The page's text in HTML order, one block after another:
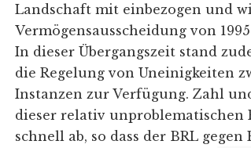
Landschaft mit einbezogen und
Vermögensausscheidung von
In dieser Übergangszeit stand
die Regelung von Uneinigkeiten
Instanzen zur Verfügung. Zahl
dieser relativ unproblematischen
schnell ab, so dass der BRL